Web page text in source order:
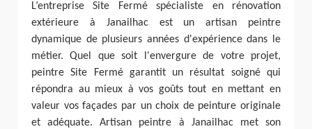
L’entreprise Site Fermé spécialiste en rénovation
extérieure à Janailhac est un artisan peintre
dynamique de plusieurs années d'expérience dans le
métier. Quel que soit l'envergure de votre projet,
peintre Site Fermé garantit un résultat soigné qui
répondra au mieux à vos goûts tout en mettant en
valeur vos façades par un choix de peinture originale
et adéquate. Artisan peintre à Janailhac met son